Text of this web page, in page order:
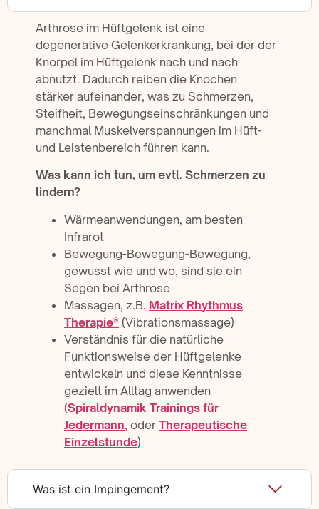
Arthrose im Hüftgelenk ist eine
degenerative Gelenkerkrankung, bei der der
Knorpel im Hüftgelenk nach und nach
abnutzt. Dadurch reiben die Knochen
stärker aufeinander, was zu Schmerzen,
Steifheit, Bewegungseinschränkungen und
manchmal Muskelverspannungen im Hüft-
und Leistenbereich führen kann.
Was kann ich tun, um evtl. Schmerzen zu
lindern?
Wärmeanwendungen, am besten
Infrarot
Bewegung-Bewegung-Bewegung,
gewusst wie und wo, sind sie ein
Segen bei Arthrose
Massagen, z.B. Matrix Rhythmus
Therapie® (Vibrationsmassage)
Verständnis für die natürliche
Funktionsweise der Hüftgelenke
entwickeln und diese Kenntnisse
gezielt im Alltag anwenden
(Spiraldynamik Trainings für
Jedermann, oder Therapeutische
Einzelstunde)
Was ist ein Impingement?